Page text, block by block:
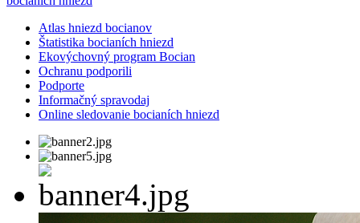
Atlas hniezd bocianov
Štatistika bocianích hniezd
Ekovýchovný program Bocian
Ochranu podporili
Podporte
Informačný spravodaj
Online sledovanie bocianích hniezd